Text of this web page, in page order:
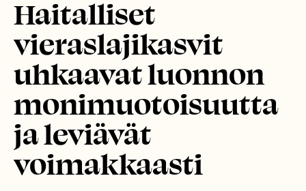
Haitalliset
vieraslajikasvit
uhkaavat luonnon
monimuotoisuutta
ja leviävät
voimakkaasti